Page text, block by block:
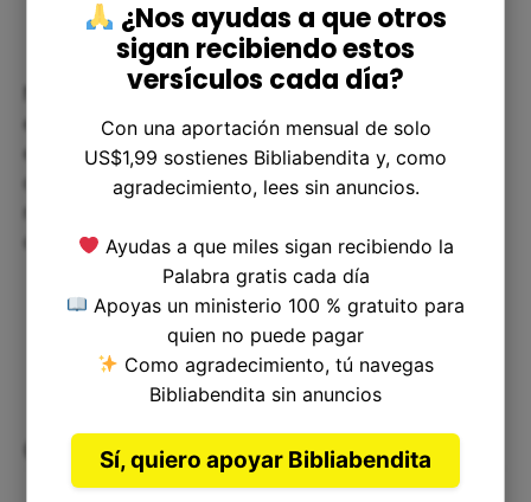
No debemos olvidar que Dios está con nosotros
en los momentos difíciles y que podemos confiar
en Él para nuestra protección. Por otro lado,
debemos ser honestos y confiables en todo
opción.
Conclusión:
¿Nos ayudas a que otros
sigan recibiendo estos
versículos cada día?
Con una aportación mensual de solo
US$1,99 sostienes Bibliabendita y, como
agradecimiento, lees sin anuncios.
Ayudas a que miles sigan recibiendo la
Palabra gratis cada día
Apoyas un ministerio 100 % gratuito para
quien no puede pagar
Como agradecimiento, tú navegas
Bibliabendita sin anuncios
Sí, quiero apoyar Bibliabendita